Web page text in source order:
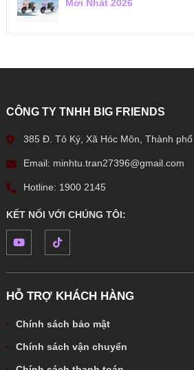
Mới Nhất 2026
CÔNG TY TNHH BIG FRIENDS
385 Đ. Tô Ký, Xã Hóc Môn, Thành
Email: minhtu.tran27396@gmail.com
Hotline: 1900 2145
KẾT NỐI VỚI CHÚNG TÔI:
HỖ TRỢ KHÁCH HÀNG
Chính sách bảo mật
Chính sách vận chuyển